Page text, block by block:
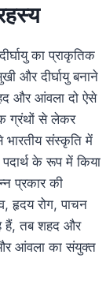
का प्राकृतिक
और दीर्घायु बनाने
और आंवला दो ऐसे
ग्रंथों से लेकर
भारतीय संस्कृति में
के रूप में किया
प्रकार की
हृदय रोग, पाचन
हैं, तब शहद और
आंवला का संयुक्त